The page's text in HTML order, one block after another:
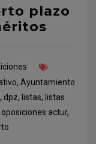
plazo
, Ayuntamiento
, dpz, listas, listas
oposiciones actur,